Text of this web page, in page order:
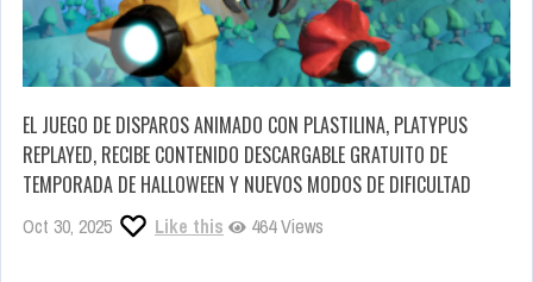
EL JUEGO DE DISPAROS ANIMADO CON PLASTILINA, PLATYPUS
REPLAYED, RECIBE CONTENIDO DESCARGABLE GRATUITO DE
TEMPORADA DE HALLOWEEN Y NUEVOS MODOS DE DIFICULTAD
Oct 30, 2025 Like this 464 Views